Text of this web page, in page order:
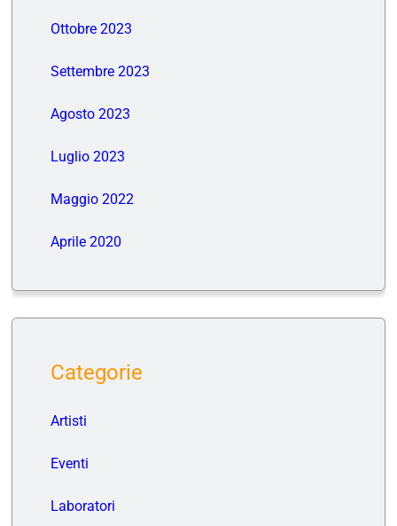
Ottobre 2023
Settembre 2023
Agosto 2023
Luglio 2023
Maggio 2022
Aprile 2020
Categorie
Artisti
Eventi
Laboratori